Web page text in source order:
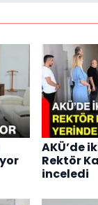
AKÜ’de
Rektör
inceledi